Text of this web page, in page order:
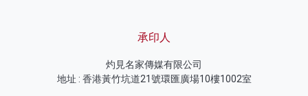
承印人
灼見名家傳媒有限公司
地址 : 香港黃竹坑道21號環匯廣場10樓1002室